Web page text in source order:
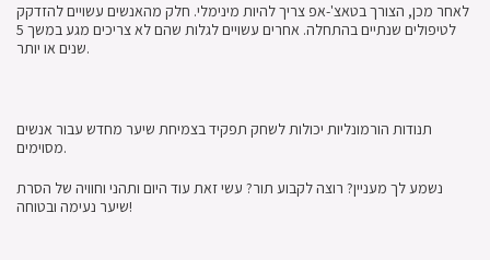
לאחר מכן, הצורך בטאצ'-אפ צריך להיות מינימלי. חלק מהאנשים עשויים להזדקק
לטיפולים שנתיים בהתחלה. אחרים עשויים לגלות שהם לא צריכים מגע במשך 5
שנים או יותר.
תנודות הורמונליות יכולות לשחק תפקיד בצמיחת שיער מחדש עבור אנשים
מסוימים.
נשמע לך מעניין? רוצה לקבוע תור? עשי זאת עוד היום ותהני וחוויה של הסרת
שיער נעימה ובטוחה!